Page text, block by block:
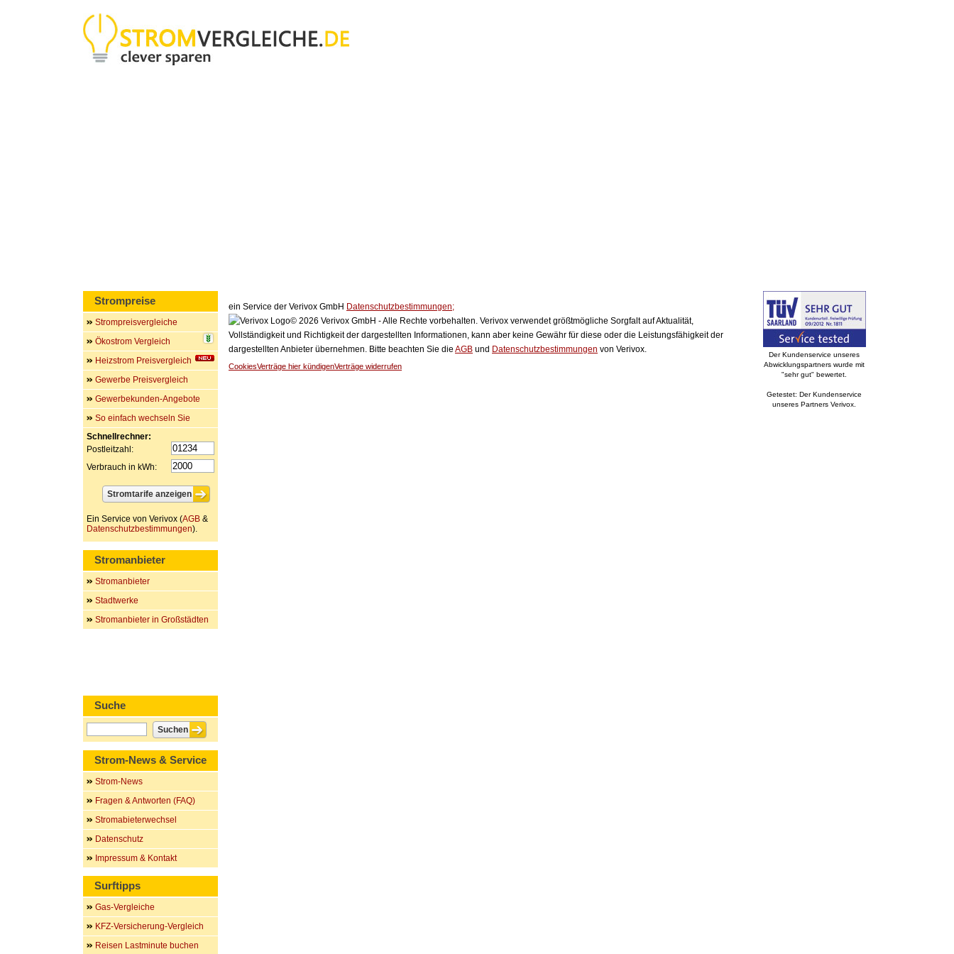
ein Service der Verivox GmbH Datenschutzbestimmungen;
© 2026 Verivox GmbH - Alle Rechte vorbehalten. Verivox verwendet größtmögliche Sorgfalt auf Aktualität,
Vollständigkeit und Richtigkeit der dargestellten Informationen, kann aber keine Gewähr für diese oder die Leistungsfähigkeit der
dargestellten Anbieter übernehmen. Bitte beachten Sie die AGB und Datenschutzbestimmungen von Verivox.
CookiesVerträge hier kündigenVerträge widerrufen
Strompreise
Strompreisvergleiche
Ökostrom Vergleich
Heizstrom Preisvergleich
Gewerbe Preisvergleich
Gewerbekunden-Angebote
So einfach wechseln Sie
Schnellrechner:
Postleitzahl:
Verbrauch in kWh:
Ein Service von Verivox (AGB &
Datenschutzbestimmungen).
Stromanbieter
Stromanbieter
Stadtwerke
Stromanbieter in Großstädten
Suche
Strom-News & Service
Strom-News
Fragen & Antworten (FAQ)
Stromabieterwechsel
Datenschutz
Impressum & Kontakt
Surftipps
Gas-Vergleiche
KFZ-Versicherung-Vergleich
Reisen Lastminute buchen
Der Kundenservice unseres
Abwicklungspartners wurde mit
"sehr gut" bewertet.
Getestet: Der Kundenservice
unseres Partners Verivox.